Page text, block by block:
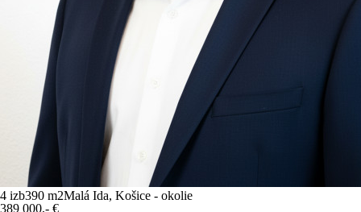
4 izb390 m2Malá Ida, Košice - okolie
389 000,- €